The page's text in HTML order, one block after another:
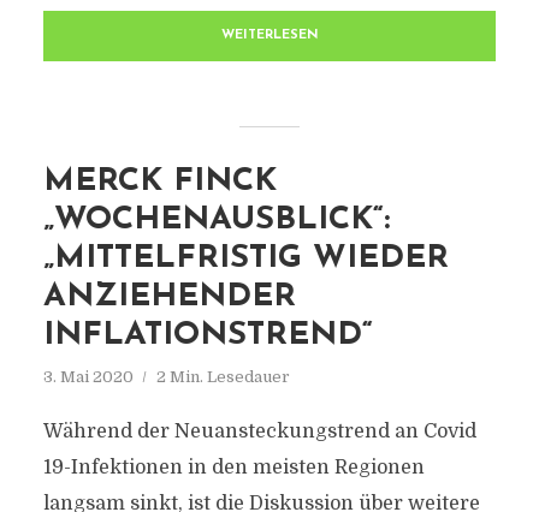
WEITERLESEN
MERCK FINCK
„WOCHENAUSBLICK“:
„MITTELFRISTIG WIEDER
ANZIEHENDER
INFLATIONSTREND“
3. Mai 2020 2 Min. Lesedauer
Während der Neuansteckungstrend an Covid
19-Infektionen in den meisten Regionen
langsam sinkt, ist die Diskussion über weitere